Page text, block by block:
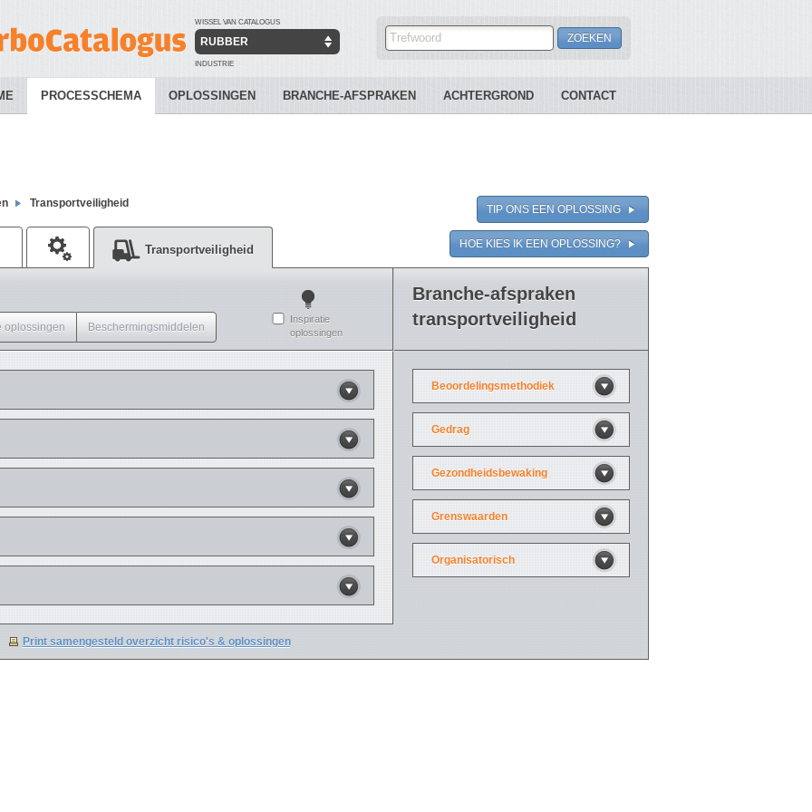
WISSEL VAN CATALOGUS
RUBBER
INDUSTRIE
PROCESSCHEMA OPLOSSINGEN BRANCHE-AFSPRAKEN ACHTERGROND CONTACT
Transportveiligheid
Transportveiligheid
TIP ONS EEN OPLOSSING
HOE KIES IK EEN OPLOSSING?
oplossingen Beschermingsmiddelen
Inspiratie
oplossingen
Print samengesteld overzicht risico's & oplossingen
Branche-afspraken
transportveiligheid
Beoordelingsmethodiek
Gedrag
Gezondheidsbewaking
Grenswaarden
Organisatorisch